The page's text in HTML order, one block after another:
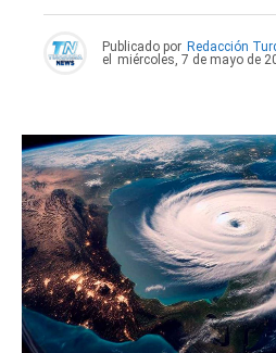
Publicado por Redacción
el
miércoles, 7 de mayo de